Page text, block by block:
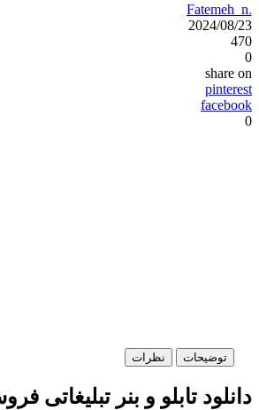
Fatemeh_m
2024/08/23
470
0
share on
pinterest
facebook
0
توضیحات نظرات
دانلود تابلو و بنر تبلیغاتی